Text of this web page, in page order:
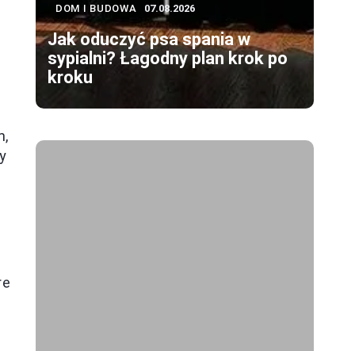
DOM I BUDOWA 07.08.2026
Jak oduczyć psa spania w
sypialni? Łagodny plan krok po
kroku